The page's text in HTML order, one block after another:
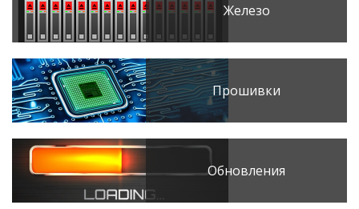
Железо
Прошивки
Обновления